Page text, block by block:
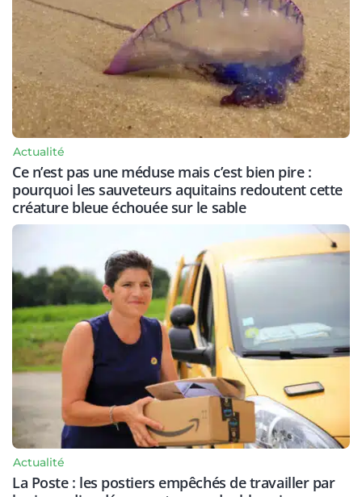
Actualité
Ce n’est pas une méduse mais c’est bien pire :
pourquoi les sauveteurs aquitains redoutent cette
créature bleue échouée sur le sable
Actualité
La Poste : les postiers empêchés de travailler par